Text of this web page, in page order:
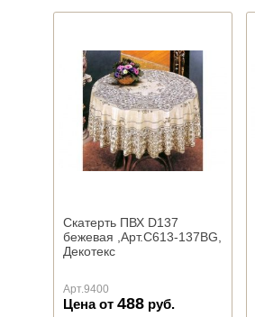
Скатерть ПВХ D137
бежевая ,Арт.С613-137BG,
Декотекс
Арт.9400
Цена от 488 руб.